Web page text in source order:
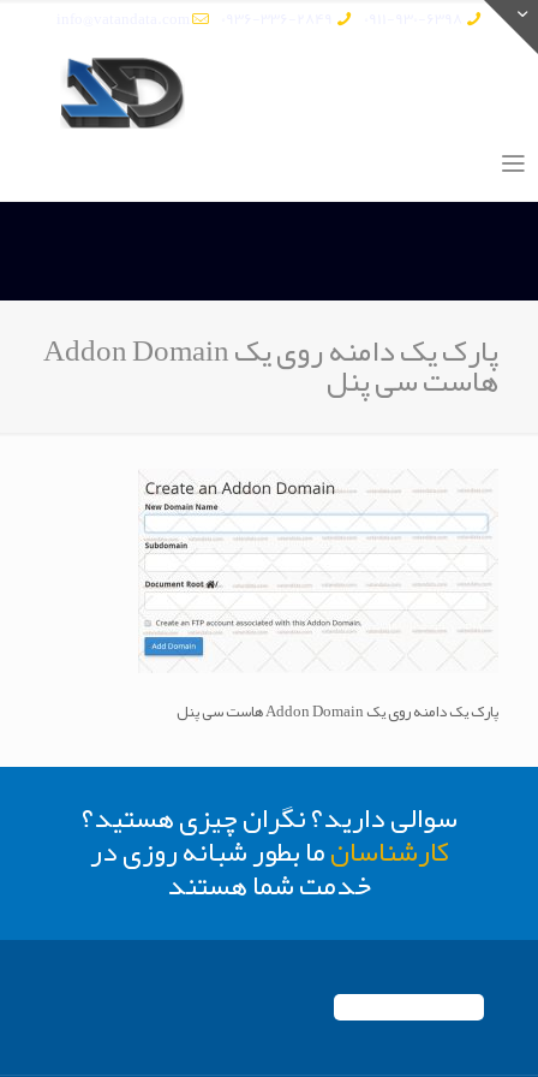
پارک یک دامنه روی یک Addon Domain هاست سی پنل
پارک یک دامنه روی یک Addon Domain هاست سی پنل
سوالی دارید؟ نگران چیزی هستید؟
کارشناسانما بطور شبانه روزی در
خدمت شما هستند